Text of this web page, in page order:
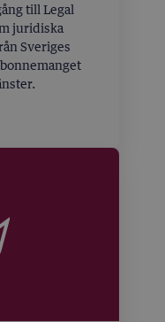
till Legal
juridiska
Sveriges